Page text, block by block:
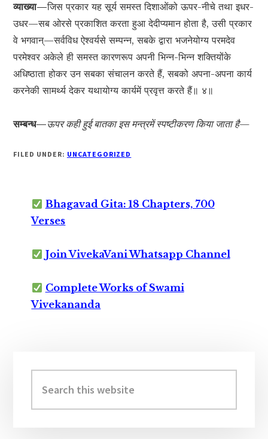
व्याख्या—जिस प्रकार यह सूर्य समस्त दिशाओंको ऊपर-नीचे तथा इधर-
उधर—सब ओरसे प्रकाशित करता हुआ देदीप्यमान होता है, उसी प्रकार
वे भगवान्—सर्वविध ऐश्वर्यसे सम्पन्न, सबके द्वारा भजनेयोग्य परमदेव
परमेश्वर अकेले ही समस्त कारणरूप अपनी भिन्न-भिन्न शक्तियोंके
अधिष्ठाता होकर उन सबका संचालन करते हैं, सबको अपना-अपना कार्य
करनेकी सामर्थ्य देकर यथायोग्य कार्यमें प्रवृत्त करते हैं॥ ४॥
सम्बन्ध—ऊपर कही हुई बातका इस मन्त्रमें स्पष्टीकरण किया जाता है—
FILED UNDER: UNCATEGORIZED
Bhagavad Gita: 18 Chapters, 700
Verses
Join VivekaVani Whatsapp Channel
Complete Works of Swami
Vivekananda
Sidebar
this
website